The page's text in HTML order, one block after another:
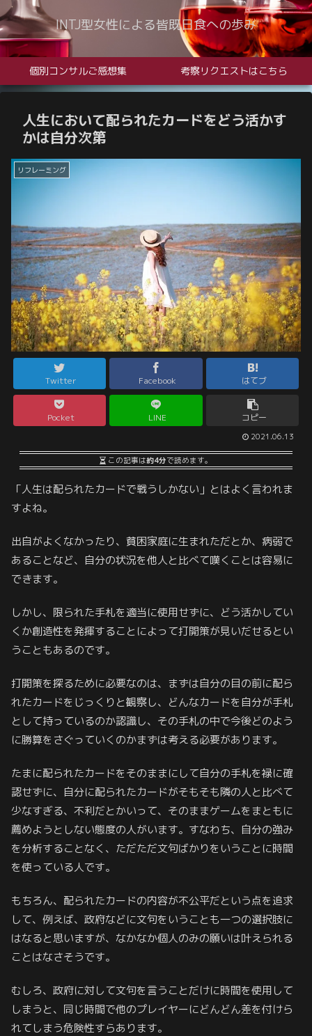
INTJ型女性による皆既日食への歩み
個別コンサルご感想集 考察リクエストはこちら
人生において配られたカードをどう活かす
かは自分次第
リフレーミング
Twitter Facebook はてブ
Pocket LINE コピー
2021.06.13
この記事は約4分で読めます。
「人生は配られたカードで戦うしかない」とはよく言われま
すよね。
出自がよくなかったり、貧困家庭に生まれただとか、病弱で
あることなど、自分の状況を他人と比べて嘆くことは容易に
できます。
しかし、限られた手札を適当に使用せずに、どう活かしてい
くか創造性を発揮することによって打開策が見いだせるとい
うこともあるのです。
打開策を探るために必要なのは、まずは自分の目の前に配ら
れたカードをじっくりと観察し、どんなカードを自分が手札
として持っているのか認識し、その手札の中で今後どのよう
に勝算をさぐっていくのかまずは考える必要があります。
たまに配られたカードをそのままにして自分の手札を禄に確
認せずに、自分に配られたカードがそもそも隣の人と比べて
少なすぎる、不利だとかいって、そのままゲームをまともに
薦めようとしない態度の人がいます。すなわち、自分の強み
を分析することなく、ただただ文句ばかりをいうことに時間
を使っている人です。
もちろん、配られたカードの内容が不公平だという点を追求
して、例えば、政府などに文句をいうことも一つの選択肢に
はなると思いますが、なかなか個人のみの願いは叶えられる
ことはなさそうです。
むしろ、政府に対して文句を言うことだけに時間を使用して
しまうと、同じ時間で他のプレイヤーにどんどん差を付けら
れてしまう危険性すらあります。